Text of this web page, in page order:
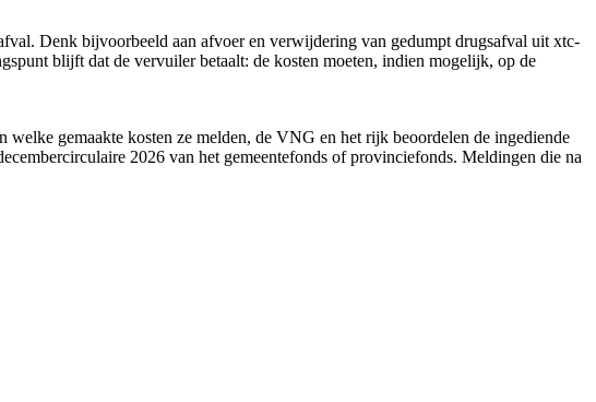
Denk bijvoorbeeld aan afvoer en verwijdering van gedumpt drugsafval uit xtc-
blijft dat de vervuiler betaalt: de kosten moeten, indien mogelijk, op de
welke gemaakte kosten ze melden, de VNG en het rijk beoordelen de ingediende
2026 van het gemeentefonds of provinciefonds. Meldingen die na